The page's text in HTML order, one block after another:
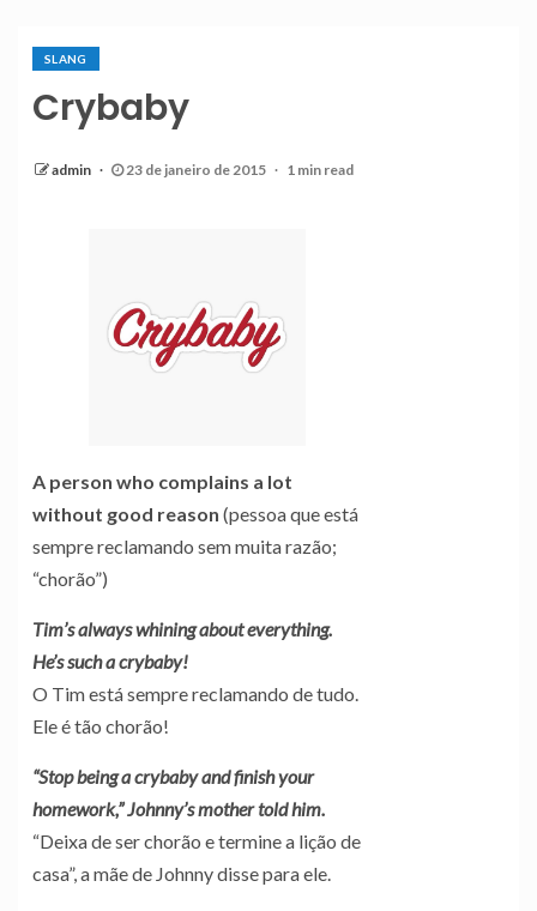
SLANG
Crybaby
admin 23 de janeiro de 2015 1 min read
A person who complains a lot
without good reason (pessoa que está
sempre reclamando sem muita razão;
“chorão”)
Tim’s always whining about everything.
He’s such a crybaby!
O Tim está sempre reclamando de tudo.
Ele é tão chorão!
“Stop being a crybaby and finish your
homework,” Johnny’s mother told him.
“Deixa de ser chorão e termine a lição de
casa”, a mãe de Johnny disse para ele.